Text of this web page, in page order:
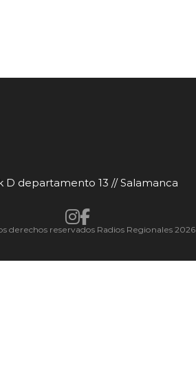
D departamento 13 // Salamanca
derechos reservados Radios Regionales 2026